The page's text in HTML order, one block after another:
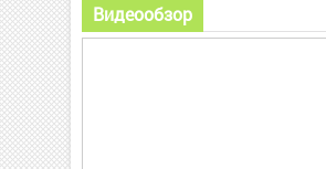
Видеообзор